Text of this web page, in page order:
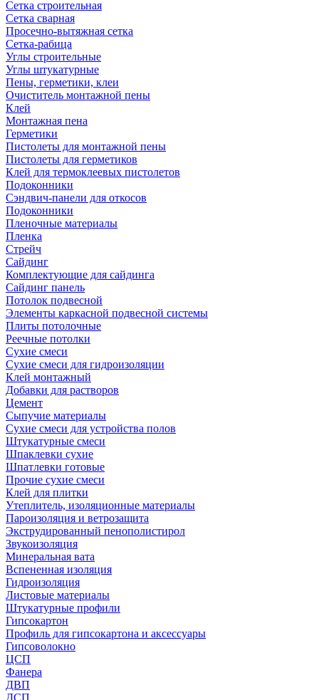
Сетка строительная
Сетка сварная
Просечно-вытяжная сетка
Сетка-рабица
Углы строительные
Углы штукатурные
Пены, герметики, клеи
Очиститель монтажной пены
Клей
Монтажная пена
Герметики
Пистолеты для монтажной пены
Пистолеты для герметиков
Клей для термоклеевых пистолетов
Подоконники
Сэндвич-панели для откосов
Подоконники
Пленочные материалы
Пленка
Стрейч
Сайдинг
Комплектующие для сайдинга
Сайдинг панель
Потолок подвесной
Элементы каркасной подвесной системы
Плиты потолочные
Реечные потолки
Сухие смеси
Сухие смеси для гидроизоляции
Клей монтажный
Добавки для растворов
Цемент
Сыпучие материалы
Сухие смеси для устройства полов
Штукатурные смеси
Шпаклевки сухие
Шпатлевки готовые
Прочие сухие смеси
Клей для плитки
Утеплитель, изоляционные материалы
Пароизоляция и ветрозащита
Экструдированный пенополистирол
Звукоизоляция
Минеральная вата
Вспененная изоляция
Гидроизоляция
Листовые материалы
Штукатурные профили
Гипсокартон
Профиль для гипсокартона и аксессуары
Гипсоволокно
ЦСП
Фанера
ДВП
ДСП